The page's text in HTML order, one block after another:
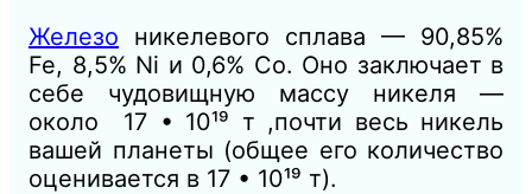
Железо никелевого сплава — 90,85%
Fe, 8,5% Ni и 0,6% Со. Оно заключает в
себе чудовищную массу никеля —
около 17 • 10¹⁹ т ,почти весь никель
вашей планеты (общее его количество
оценивается в 17 • 10¹⁹ т).